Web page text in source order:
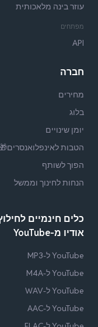
עוזר בינה מלאכותית
מפתחים
API
חברה
מחירים
בלוג
יומן שינויים
הטבות לאינפלואנסרים🎁
הפוך לשותף
הנחות לחינוך וממשל
כלים חינמיים
אודיו מ-YouTube
YouTube ל-MP3
YouTube ל-M4A
YouTube ל-WAV
YouTube ל-AAC